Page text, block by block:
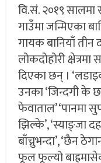
वि.सं. २०१९
गाउँमा जन्मिएका
गायक बानियाँ
लोकदोहोरी
दिएका छन् ।
उनका ‘जिन्दगी के छ
फेवाताल’ ‘पानमा
झिल्के’, ‘स्याङ्जा
बाँच्नुभन्दा’, ‘छैन
फूल फूल्यो